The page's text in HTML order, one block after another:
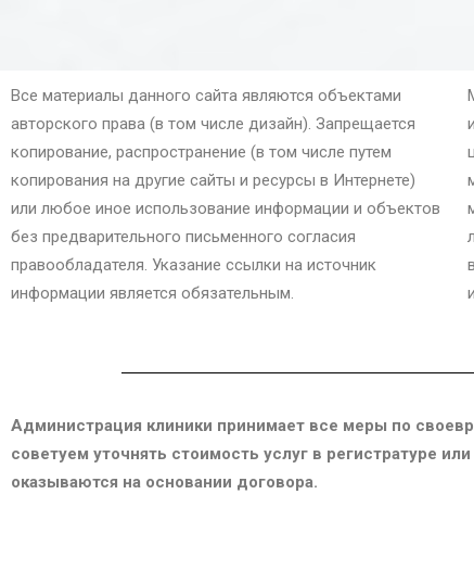
Все материалы данного сайта являются объектами
авторского права (в том числе дизайн). Запрещается
копирование, распространение (в том числе путем
копирования на другие сайты и ресурсы в Интернете)
или любое иное использование информации и объектов
без предварительного письменного согласия
правообладателя. Указание ссылки на источник
информации является обязательным.
Администрация клиники принимает все меры по
советуем уточнять стоимость услуг в регистратуре
оказываются на основании договора.